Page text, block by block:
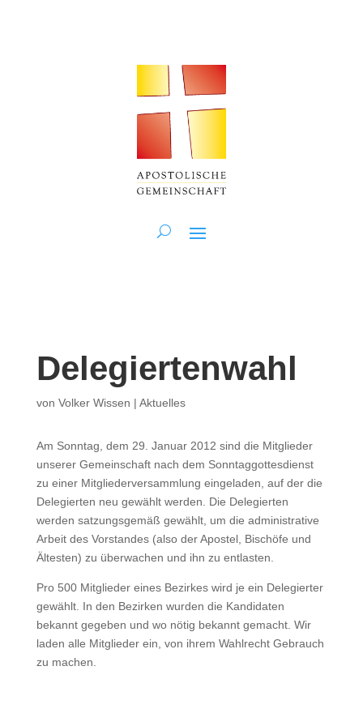
Delegiertenwahl
von Volker Wissen | Aktuelles
Am Sonntag, dem 29. Januar 2012 sind die Mitglieder
unserer Gemeinschaft nach dem Sonntaggottesdienst
zu einer Mitgliederversammlung eingeladen, auf der die
Delegierten neu gewählt werden. Die Delegierten
werden satzungsgemäß gewählt, um die administrative
Arbeit des Vorstandes (also der Apostel, Bischöfe und
Ältesten) zu überwachen und ihn zu entlasten.
Pro 500 Mitglieder eines Bezirkes wird je ein Delegierter
gewählt. In den Bezirken wurden die Kandidaten
bekannt gegeben und wo nötig bekannt gemacht. Wir
laden alle Mitglieder ein, von ihrem Wahlrecht Gebrauch
zu machen.